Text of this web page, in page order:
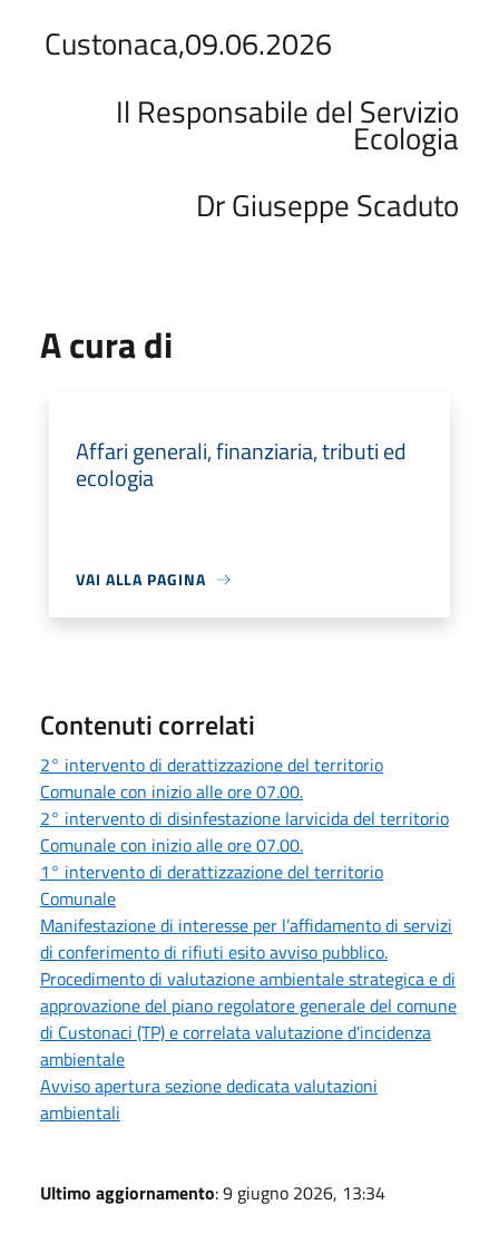
Custonaca,09.06.2026
Il Responsabile del Servizio
Ecologia
Dr Giuseppe Scaduto
A cura di
Affari generali, finanziaria, tributi ed
ecologia
VAI ALLA PAGINA
Contenuti correlati
2° intervento di derattizzazione del territorio
Comunale con inizio alle ore 07.00.
2° intervento di disinfestazione larvicida del territorio
Comunale con inizio alle ore 07.00.
1° intervento di derattizzazione del territorio
Comunale
Manifestazione di interesse per l’affidamento di servizi
di conferimento di rifiuti esito avviso pubblico.
Procedimento di valutazione ambientale strategica e di
approvazione del piano regolatore generale del comune
di Custonaci (TP) e correlata valutazione d'incidenza
ambientale
Avviso apertura sezione dedicata valutazioni
ambientali
Ultimo aggiornamento: 9 giugno 2026, 13:34